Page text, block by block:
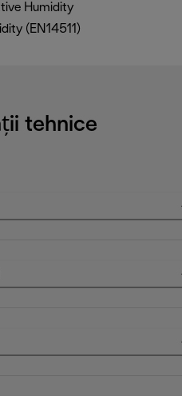
Humidity
(EN14511)
tehnice